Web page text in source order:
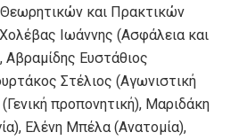
Θεωρητικών και Πρακτικών
Ιωάννης (Ασφάλεια και
Ευστάθιος
Στέλιος (Αγωνιστική
προπονητική), Μαριδάκη
Ελένη Μπέλα (Ανατομία),